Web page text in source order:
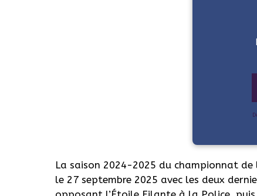
La saison 2024-2025 du championnat de
le 27 septembre 2025 avec les deux